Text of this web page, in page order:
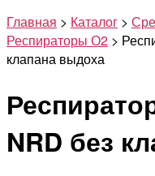
Главная > Каталог >
Респираторы О2 >
клапана выдоха
NRD без